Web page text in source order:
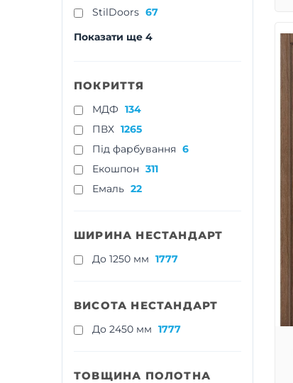
StilDoors 67
Показати ще 4
ПОКРИТТЯ
МДФ 134
ПВХ 1265
Під фарбування 6
Екошпон 311
Емаль 22
ШИРИНА НЕСТАНДАРТ
До 1250 мм 1777
ВИСОТА НЕСТАНДАРТ
До 2450 мм 1777
ТОВЩИНА ПОЛОТНА